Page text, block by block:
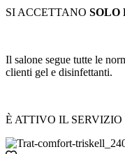
SI ACCETTANO SOLO
Il salone segue tutte le
clienti gel e disinfettanti.
È ATTIVO IL SERVIZIO